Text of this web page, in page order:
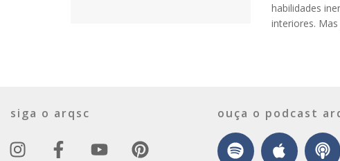
habilidades
interiores. Mas
siga o arqsc ouça o podcast